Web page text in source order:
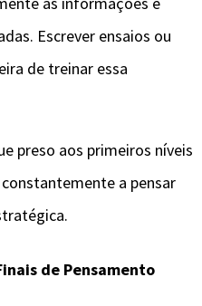
Escrever ensaios ou
de treinar essa
preso aos primeiros níveis
a pensar
de Pensamento